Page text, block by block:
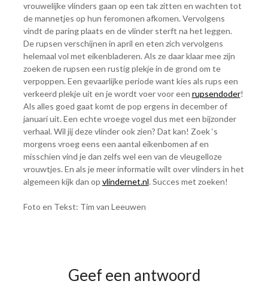
vrouwelijke vlinders gaan op een tak zitten en wachten tot
de mannetjes op hun feromonen afkomen. Vervolgens
vindt de paring plaats en de vlinder sterft na het leggen.
De rupsen verschijnen in april en eten zich vervolgens
helemaal vol met eikenbladeren. Als ze daar klaar mee zijn
zoeken de rupsen een rustig plekje in de grond om te
verpoppen. Een gevaarlijke periode want kies als rups een
verkeerd plekje uit en je wordt voer voor een rupsendoder!
Als alles goed gaat komt de pop ergens in december of
januari uit. Een echte vroege vogel dus met een bijzonder
verhaal. Wil jij deze vlinder ook zien? Dat kan! Zoek ‘s
morgens vroeg eens een aantal eikenbomen af en
misschien vind je dan zelfs wel een van de vleugelloze
vrouwtjes. En als je meer informatie wilt over vlinders in het
algemeen kijk dan op vlindernet.nl. Succes met zoeken!
Foto en Tekst: Tim van Leeuwen
Geef een antwoord